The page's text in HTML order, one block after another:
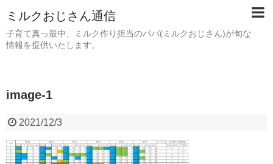
ミルクおじさん通信
子育て真っ最中、ミルク作り担当のパパ(ミルクおじさん)が旬な
情報を提供いたします。
image-1
2021/12/3